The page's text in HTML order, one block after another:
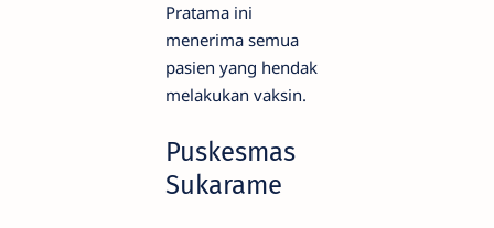
Pratama ini
menerima semua
pasien yang hendak
melakukan vaksin.
Puskesmas
Sukarame